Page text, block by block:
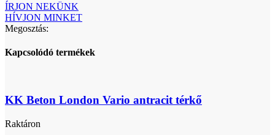
ÍRJON NEKÜNK
HÍVJON MINKET
Megosztás:
Kapcsolódó termékek
KK Beton London Vario antracit térkő
Raktáron